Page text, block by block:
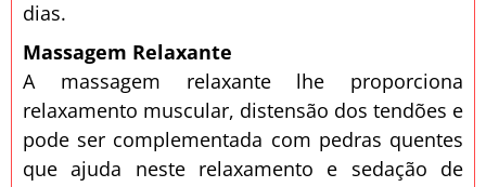
dias.
Massagem Relaxante
A massagem relaxante lhe proporciona
relaxamento muscular, distensão dos tendões e
pode ser complementada com pedras quentes
que ajuda neste relaxamento e sedação de